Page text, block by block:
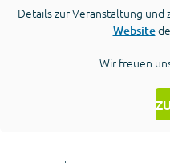
Details zur Veranstaltung
Website
Wir freuen